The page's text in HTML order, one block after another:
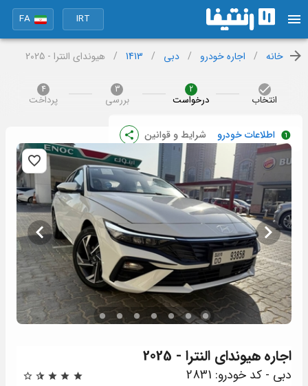
IRT
FA
خانه / اجاره خودرو / دبی /
1413
/ هیوندای النترا - 2025
انتخاب
2
درخواست
3
بررسی
4
پرداخت
اطلاعات خودرو شرایط و قوانین
اجارههیوندای النترا - 2025
دبی - کد خودرو: 2831